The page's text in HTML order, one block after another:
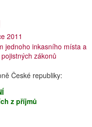
2011
jednoho inkasního místa a
zákonů
České republiky:
z příjmů